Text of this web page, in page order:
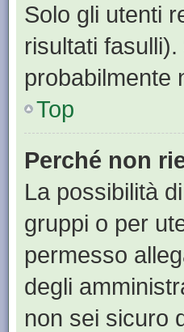
Solo gli utenti
risultati
probabilmente
Top
Perché non
La possibilità
gruppi o per
permesso
degli
non sei sicuro